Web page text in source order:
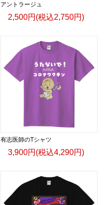
アントラージュ
2,500円(税込2,750円)
有志医師のTシャツ
3,900円(税込4,290円)